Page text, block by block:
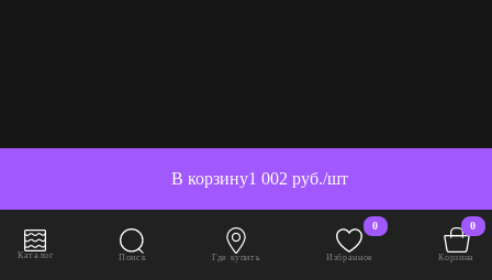
1 002 руб./шт
В корзину
Каталог Поиск Где купить
0
Избранное
0
Корзина